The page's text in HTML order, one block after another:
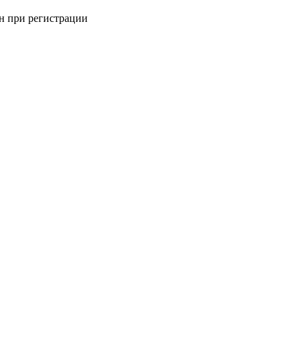
при регистрации